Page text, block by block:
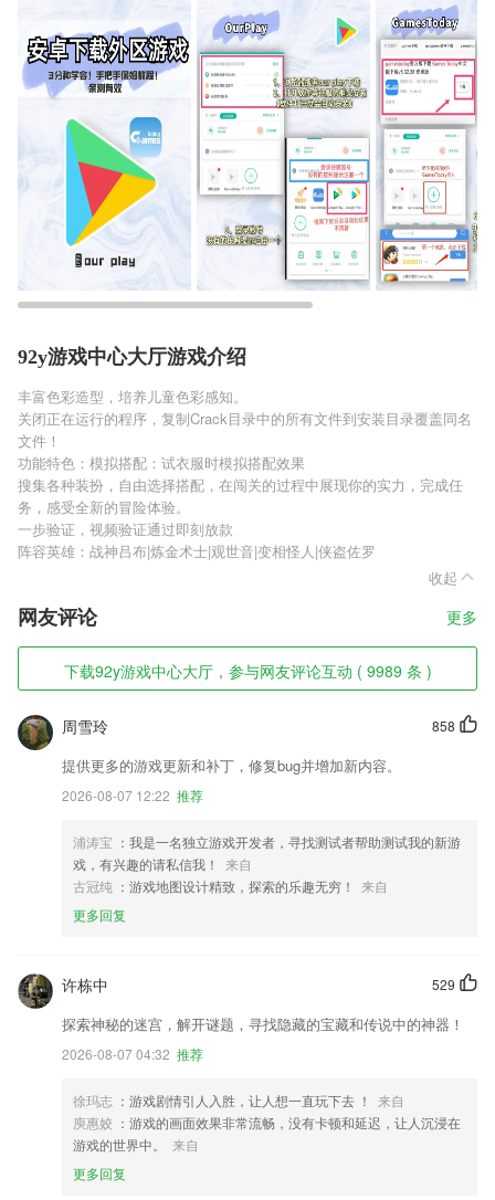
92y游戏中心大厅游戏介绍
丰富色彩造型，培养儿童色彩感知。
关闭正在运行的程序，复制Crack目录中的所有文件到安装目录覆盖同名
文件！
功能特色：模拟搭配：试衣服时模拟搭配效果
搜集各种装扮，自由选择搭配，在闯关的过程中展现你的实力，完成任
务，感受全新的冒险体验。
一步验证，视频验证通过即刻放款
阵容英雄：战神吕布|炼金术士|观世音|变相怪人|侠盗佐罗
收起
网友评论 更多
下载92y游戏中心大厅，参与网友评论互动 ( 9989 条 )
858
周雪玲
提供更多的游戏更新和补丁，修复bug并增加新内容。
2026-08-07 12:22 推荐
浦涛宝 ：我是一名独立游戏开发者，寻找测试者帮助测试我的新游
戏，有兴趣的请私信我！
来自
古冠纯 ：游戏地图设计精致，探索的乐趣无穷！
来自
更多回复
529
许栋中
探索神秘的迷宫，解开谜题，寻找隐藏的宝藏和传说中的神器！
2026-08-07 04:32 推荐
徐玛志 ：游戏剧情引人入胜，让人想一直玩下去 ！
来自
庾惠姣 ：游戏的画面效果非常流畅，没有卡顿和延迟，让人沉浸在
游戏的世界中。
来自
更多回复